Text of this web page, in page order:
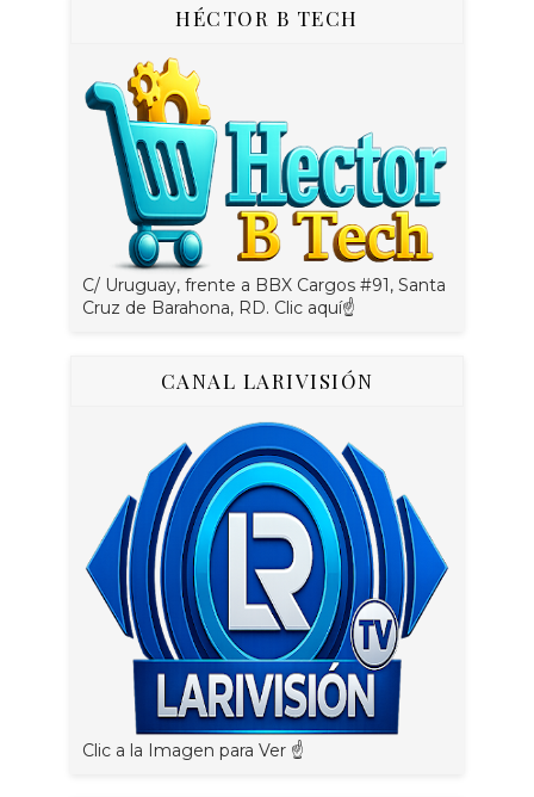
HÉCTOR B TECH
C/ Uruguay, frente a BBX Cargos #91, Santa
Cruz de Barahona, RD. Clic aquí☝
CANAL LARIVISIÓN
Clic a la Imagen para Ver ☝️